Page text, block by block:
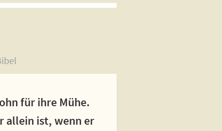
für ihre Mühe.
allein ist, wenn er